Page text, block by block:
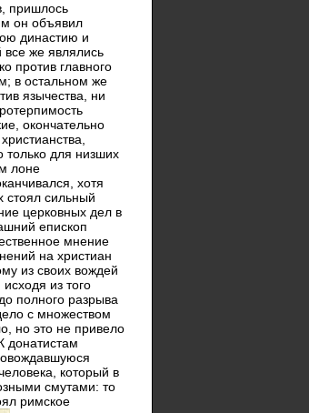
пришлось
он объявил
династию и
все же являлись
против главного
в остальном же
язычества, ни
окончательно
только для низших
лоне
хотя
стоял сильный
церковных дел в
епископ
мнение
на христиан
из своих вождей
из того
полного разрыва
с множеством
но это не привело
донатистам
который в
смутами: то
римское